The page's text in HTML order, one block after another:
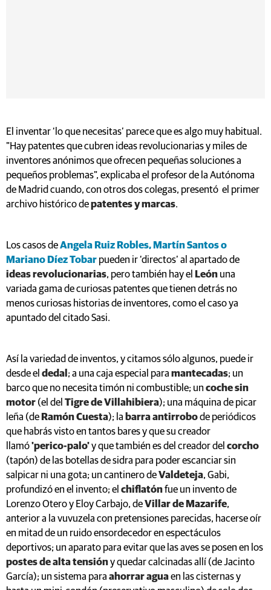
El inventar ‘lo que necesitas’ parece que es algo muy habitual.
"Hay patentes que cubren ideas revolucionarias y miles de
inventores anónimos que ofrecen pequeñas soluciones a
pequeños problemas", explicaba el profesor de la Autónoma
de Madrid cuando, con otros dos colegas, presentó el primer
archivo histórico depatentes y marcas.
Los casos deAngela Ruiz Robles, Martín Santos o
Mariano Díez Tobar pueden ir ‘directos’ al apartado de
ideas revolucionarias, pero también hay el León una
variada gama de curiosas patentes que tienen detrás no
menos curiosas historias de inventores, como el caso ya
apuntado del citado Sasi.
Así la variedad de inventos, y citamos sólo algunos, puede ir
desde el dedal ; a una caja especial para mantecadas; un
barco que no necesita timón ni combustible; un coche sin
motor (el del Tigre de Villahibiera); una máquina de picar
leña (de Ramón Cuesta); la barra antirrobode periódicos
que habrás visto en tantos bares y que su creador
llamó'perico-palo'y que también es del creador del corcho
(tapón) de las botellas de sidra para poder escanciar sin
salpicar ni una gota; un cantinero deValdeteja, Gabi,
profundizó en el invento; el chiflatónfue un invento de
Lorenzo Otero y Eloy Carbajo, deVillar de Mazarife,
anterior a la vuvuzela con pretensiones parecidas, hacerse oír
en mitad de un ruido ensordecedor en espectáculos
deportivos; un aparato para evitar que las aves se posen en los
postes de alta tensióny quedar calcinadas allí (de Jacinto
García); un sistema para ahorrar aguaen las cisternas y